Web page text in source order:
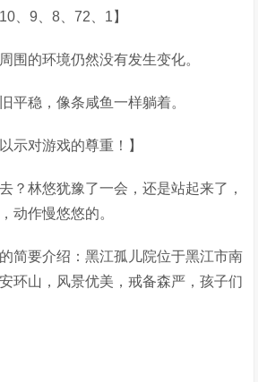
、9、8、72、1】
围的环境仍然没有发生变化。
平稳，像条咸鱼一样躺着。
示对游戏的尊重！】
？林悠犹豫了一会，还是站起来了，
动作慢悠悠的。
简要介绍：黑江孤儿院位于黑江市南
环山，风景优美，戒备森严，孩子们